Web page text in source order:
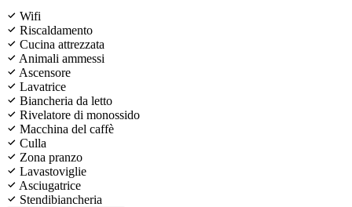
Wifi
Riscaldamento
Cucina attrezzata
Animali ammessi
Ascensore
Lavatrice
Biancheria da letto
Rivelatore di monossido
Macchina del caffè
Culla
Zona pranzo
Lavastoviglie
Asciugatrice
Stendibiancheria